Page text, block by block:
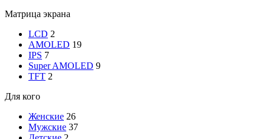
Матрица экрана
LCD 2
AMOLED 19
IPS 7
Super AMOLED 9
TFT 2
Для кого
Женские 26
Мужские 37